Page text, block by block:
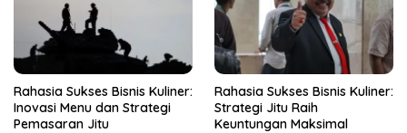
Rahasia Sukses Bisnis Kuliner:
Inovasi Menu dan Strategi
Pemasaran Jitu
Rahasia Sukses Bisnis Kuliner:
Strategi Jitu Raih
Keuntungan Maksimal